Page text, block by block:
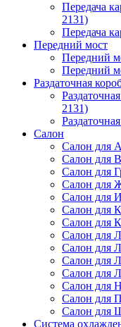
Передача
2131)
Передача
Передний мост
Передний
Передний
Раздаточная
2131)
Салон
Салон для
Салон для
Салон для
Салон для
Салон для
Салон для
Салон для
Салон для
Салон для
Салон для
Салон для
Салон для
Салон для
Салон для
Система